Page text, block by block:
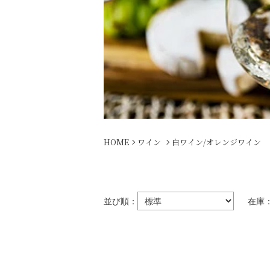
HOME ワイン 白ワイン/オレンジワイン
並び順： 在庫